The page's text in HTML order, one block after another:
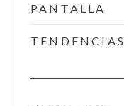
PANTALLA
TENDENCIAS